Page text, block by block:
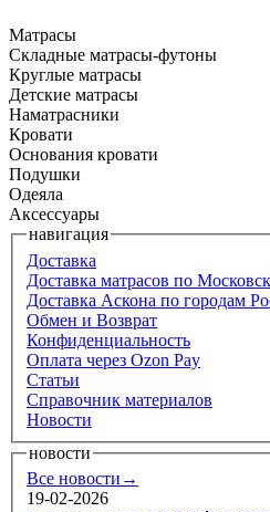
Матрасы
Складные матрасы-футоны
Круглые матрасы
Детские матрасы
Наматрасники
Кровати
Основания кровати
Подушки
Одеяла
Аксессуары
навигация
Доставка
Доставка матрасов по
Доставка Аскона по городам
Обмен и Возврат
Конфиденциальность
Оплата через Ozon Pay
Статьи
Справочник материалов
Новости
новости
Все новости→
19-02-2026